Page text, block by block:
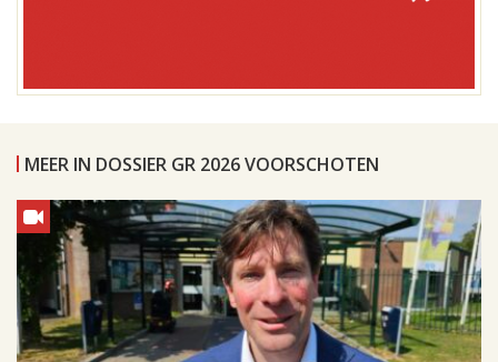
MEER IN DOSSIER GR 2026 VOORSCHOTEN